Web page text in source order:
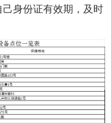
身份证有效期，及时